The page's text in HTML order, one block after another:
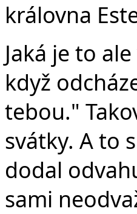
královna
Jaká je to
když
tebou."
svátky. A to
dodal
sami